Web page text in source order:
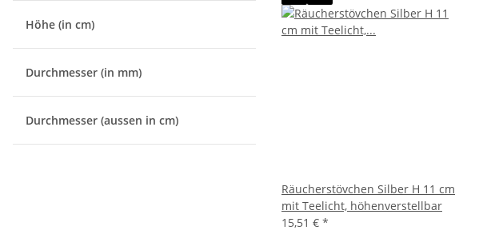
Räucherstövchen Silber H 11 cm
mit Teelicht, höhenverstellbar
15,51 € *
Höhe (in cm)
Durchmesser (in mm)
Durchmesser (aussen in cm)